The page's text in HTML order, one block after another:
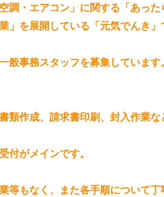
調・エアコン」に関する「あっ
」を展開している「元気でんき」
般事務スタッフを募集しています。
類作成、請求書印刷、封入作業な
付がメインです。
等もなく、また各手順について